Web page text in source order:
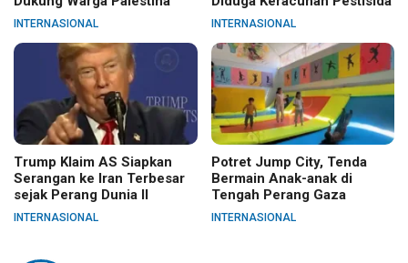
INTERNASIONAL INTERNASIONAL
Trump Klaim AS Siapkan
Serangan ke Iran Terbesar
sejak Perang Dunia II
INTERNASIONAL
Potret Jump City, Tenda
Bermain Anak-anak di
Tengah Perang Gaza
INTERNASIONAL